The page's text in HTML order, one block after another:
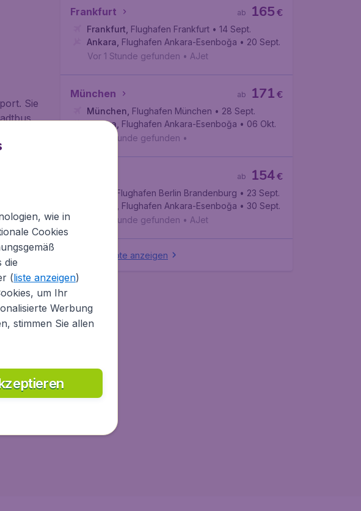
Sie
Stadt
TRY 8
ins
den
das
Linien
Frankfurt €
165
ab
Frankfurt Flughafen Frankfurt • 14 Sept.
Ankara Flughafen Ankara-Esenboğa • 20 Sept.
Vor 1 Stunde gefunden • AJet
München €
171
ab
München Flughafen München • 28 Sept.
Ankara Flughafen Ankara-Esenboğa • 06 Okt.
Vor 1 Stunde gefunden •
€
154
ab
Flughafen Berlin Brandenburg • 23 Sept.
Flughafen Ankara-Esenboğa • 30 Sept.
Vor 1 Stunde gefunden • AJet
Alle Angebote anzeigen
wie in
Cookies
die
(liste anzeigen)
um Ihr
Werbung
stimmen Sie allen